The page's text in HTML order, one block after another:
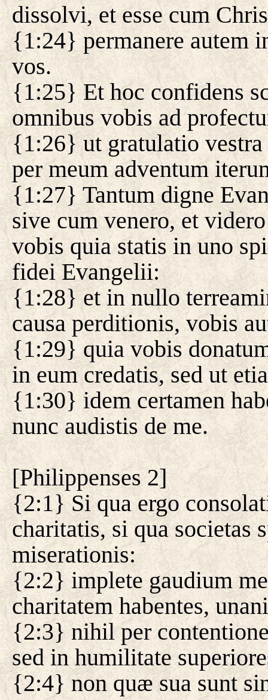
dissolvi, et esse cum
{1:24} permanere autem
vos.
{1:25} Et hoc confidens
omnibus vobis ad
{1:26} ut gratulatio
per meum adventum
{1:27} Tantum digne
sive cum venero, et
vobis quia statis in uno
fidei Evangelii:
{1:28} et in nullo
causa perditionis, vobis
{1:29} quia vobis
in eum credatis, sed ut
{1:30} idem certamen
nunc audistis de me.
[Philippenses 2]
{2:1} Si qua ergo
charitatis, si qua societas
miserationis:
{2:2} implete gaudium
charitatem habentes,
{2:3} nihil per
sed in humilitate
{2:4} non quæ sua sunt